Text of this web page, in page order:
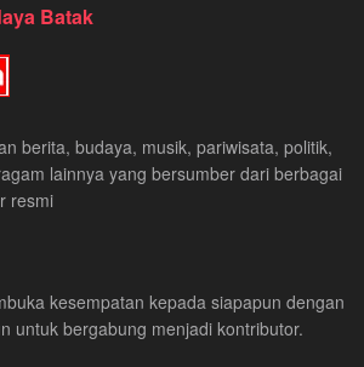
Batak
berita, budaya, musik, pariwisata, politik,
lainnya yang bersumber dari berbagai
resmi
kesempatan kepada siapapun dengan
untuk bergabung menjadi kontributor.